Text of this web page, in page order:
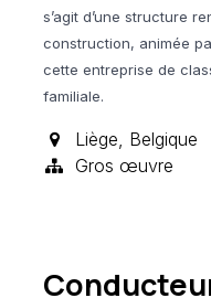
s’agit d’une structure
construction, animée
cette entreprise de
familiale.
Liège, Belgique
Gros œuvre